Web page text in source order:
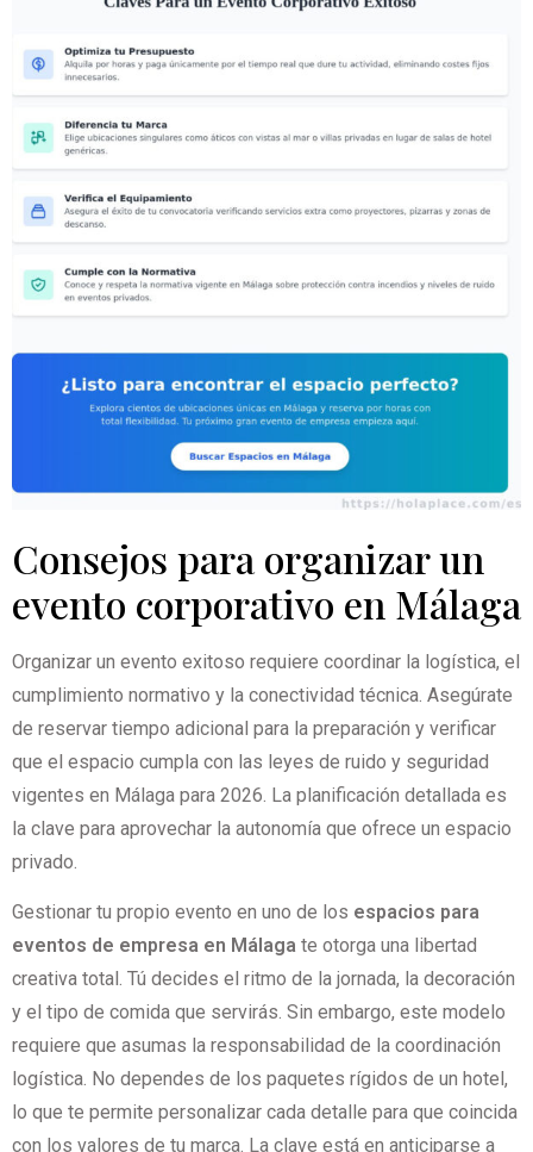
Consejos para organizar un
evento corporativo en Málaga
Organizar un evento exitoso requiere coordinar la logística, el
cumplimiento normativo y la conectividad técnica. Asegúrate
de reservar tiempo adicional para la preparación y verificar
que el espacio cumpla con las leyes de ruido y seguridad
vigentes en Málaga para 2026. La planificación detallada es
la clave para aprovechar la autonomía que ofrece un espacio
privado.
Gestionar tu propio evento en uno de los espacios para
eventos de empresa en Málaga te otorga una libertad
creativa total. Tú decides el ritmo de la jornada, la decoración
y el tipo de comida que servirás. Sin embargo, este modelo
requiere que asumas la responsabilidad de la coordinación
logística. No dependes de los paquetes rígidos de un hotel,
lo que te permite personalizar cada detalle para que coincida
con los valores de tu marca. La clave está en anticiparse a